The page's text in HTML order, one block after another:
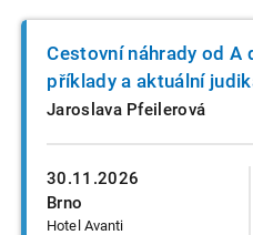
30.11.2026
Brno
Hotel Avanti
Cestovní náhrady od A
příklady a aktuální
Jaroslava Pfeilerová